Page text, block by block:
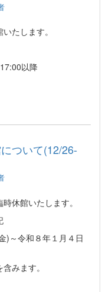
たします。
以降
ついて(12/26-
休館いたします。
)～令和８年１月４日
ます。